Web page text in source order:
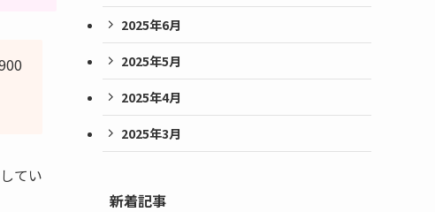
てい
2025年6月
2025年5月
2025年4月
2025年3月
新着記事